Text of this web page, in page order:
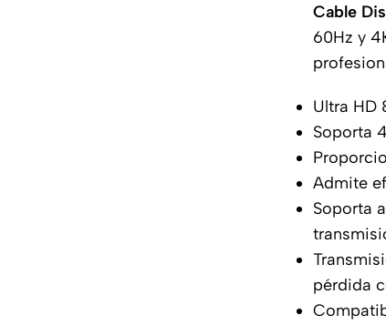
Cable
60Hz y
Ultra HD
Soporta
Admite
Soporta
pérdida